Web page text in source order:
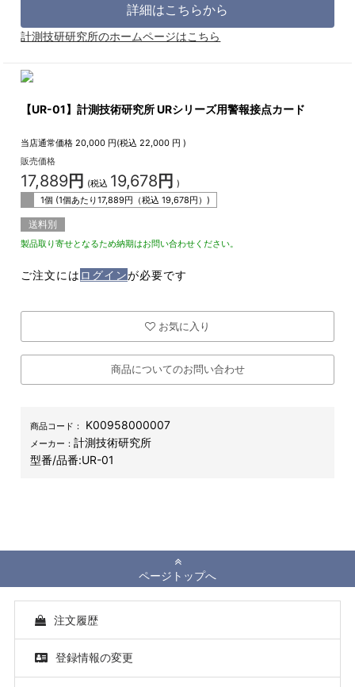
詳細はこちらから
計測技研研究所のホームページはこちら
【UR-01】計測技術研究所 URシリーズ用警報接点カード
当店通常価格 20,000 円(税込22,000 円 )
販売価格
17,889円 (税込 19,678 円 )
1個 (1個あたり17,889円（税込19,678円）)
送料別
製品取り寄せとなるため納期はお問い合わせください。
ご注文には ログインが必要です
お気に入り
商品についてのお問い合わせ
商品コード： K00958000007
メーカー：計測技術研究所
型番/品番:UR-01
ページトップへ
注文履歴
登録情報の変更